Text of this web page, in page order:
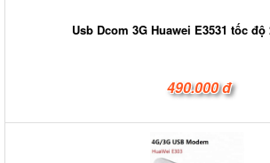
Usb Dcom 3G Huawei E3531 tốc độ
490.000 đ